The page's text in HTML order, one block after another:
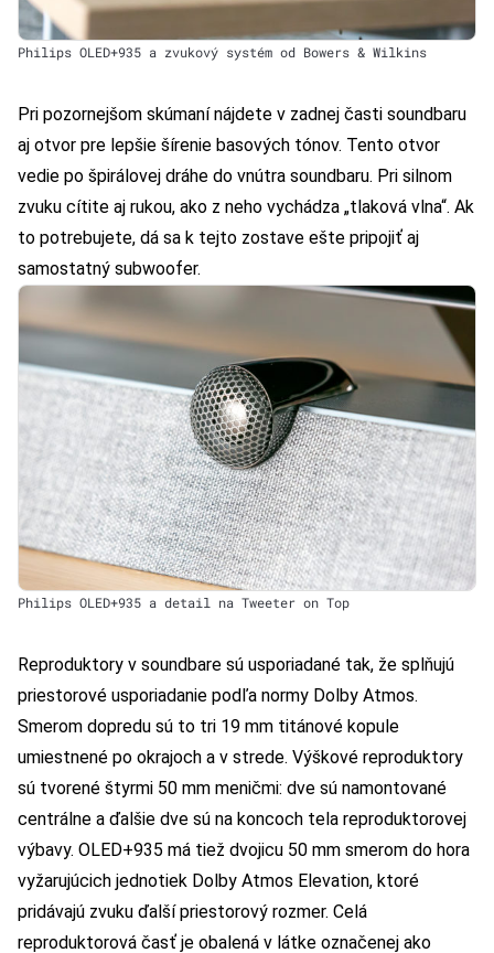
Philips OLED+935 a zvukový systém od Bowers & Wilkins
Pri pozornejšom skúmaní nájdete v zadnej časti soundbaru
aj otvor pre lepšie šírenie basových tónov. Tento otvor
vedie po špirálovej dráhe do vnútra soundbaru. Pri silnom
zvuku cítite aj rukou, ako z neho vychádza „tlaková vlna“. Ak
to potrebujete, dá sa k tejto zostave ešte pripojiť aj
samostatný subwoofer.
Philips OLED+935 a detail na Tweeter on Top
Reproduktory v soundbare sú usporiadané tak, že splňujú
priestorové usporiadanie podľa normy Dolby Atmos.
Smerom dopredu sú to tri 19 mm titánové kopule
umiestnené po okrajoch a v strede. Výškové reproduktory
sú tvorené štyrmi 50 mm meničmi: dve sú namontované
centrálne a ďalšie dve sú na koncoch tela reproduktorovej
výbavy. OLED+935 má tiež dvojicu 50 mm smerom do hora
vyžarujúcich jednotiek Dolby Atmos Elevation, ktoré
pridávajú zvuku ďalší priestorový rozmer. Celá
reproduktorová časť je obalená v látke označenej ako